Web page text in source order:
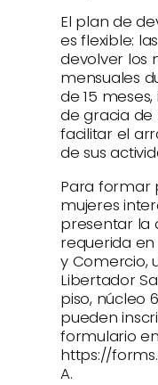
El plan de
es flexible:
devolver los
mensuales
de 15
de gracia de
facilitar el
de sus
Para formar
mujeres
presentar la
requerida
y Comercio,
Libertador
piso, núcleo
pueden
formulario
https://
A.